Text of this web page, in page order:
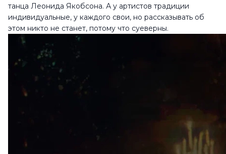
танца Леонида Якобсона. А у артистов традиции
индивидуальные, у каждого свои, но рассказывать об
этом никто не станет, потому что суеверны.